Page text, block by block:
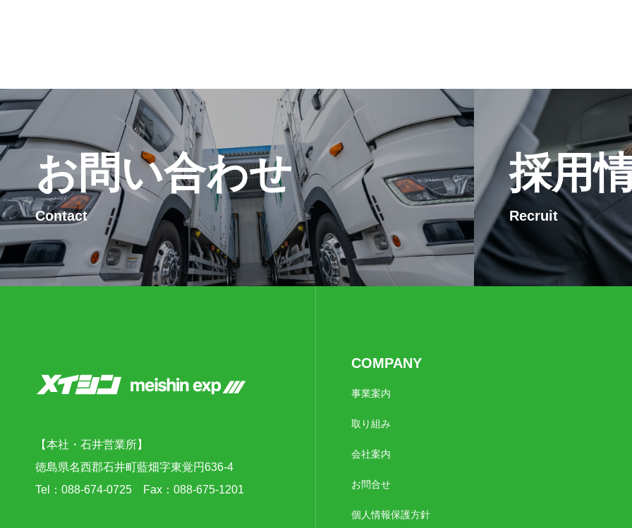
お問い合わせ
Contact
採用
Recruit
【本社・石井営業所】
徳島県名西郡石井町藍畑字東覚円636-4
Tel：088-674-0725 Fax：088-675-1201
COMPANY
事業案内
取り組み
会社案内
お問合せ
個人情報保護方針